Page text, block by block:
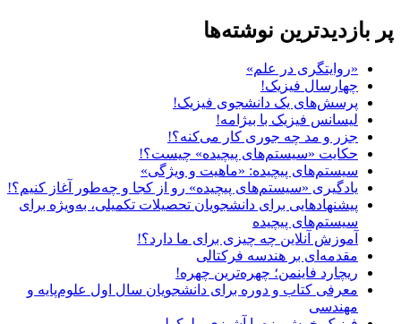
پر بازدیدترین نوشته‌ها
«روایتگری در علم»
چهارسال فیزیک!
پرسش‌های یک دانشجوی فیزیک!
لیسانس فیزیک با بیژامه!
جزر و مد چه جوری کار می‌کنه؟!
حکایت «سیستم‌های پیچیده» چیست؟!
سیستم‌های پیچیده: «ماهیت و ویژگی‌»
یادگیری «سیستم‌های پیچیده» رو از کجا و چه‌طور آغاز کنیم؟!
پیشنهادهایی برای دانشجویان تحصیلات تکمیلی، به‌ویژه برای
سیستم‌های پیچیده
آموزش آنلاین چه چیزی برای ما دارد؟!
مقدمه‌ای بر هندسه فرکتالی
ریچارد فاینمن؛ چهره‌ترین چهره!
معرفی کتاب و دوره برای دانشجویان سال اول علوم‌پایه و
مهندسی